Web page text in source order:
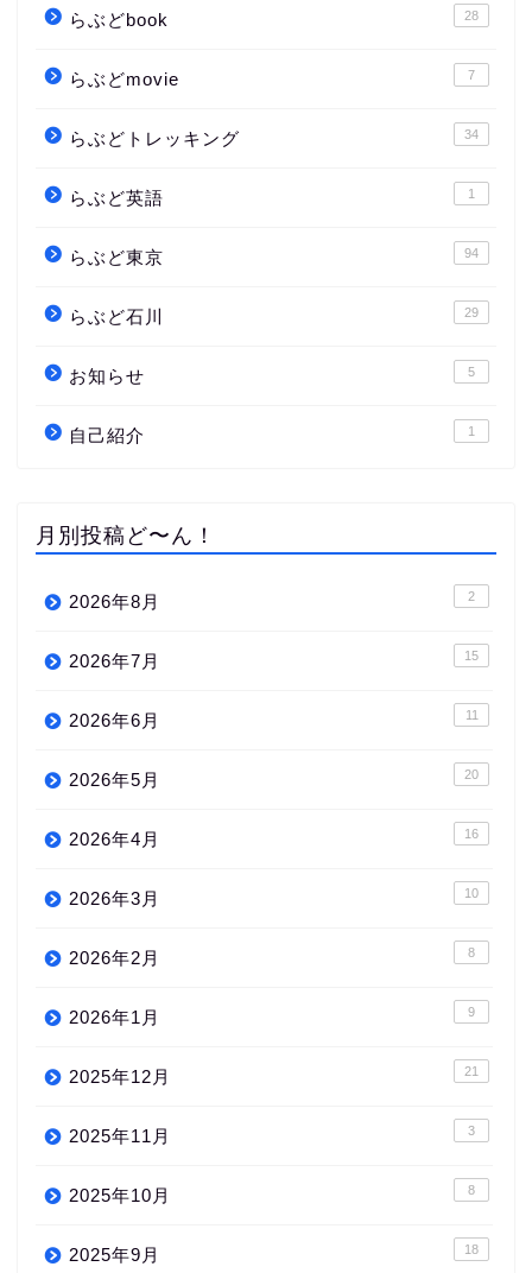
らぶどbook 28
らぶどmovie 7
らぶどトレッキング 34
らぶど英語 1
らぶど東京 94
らぶど石川 29
お知らせ 5
自己紹介 1
月別投稿ど〜ん！
2026年8月 2
2026年7月 15
2026年6月 11
2026年5月 20
2026年4月 16
2026年3月 10
2026年2月 8
2026年1月 9
2025年12月 21
2025年11月 3
2025年10月 8
2025年9月 18